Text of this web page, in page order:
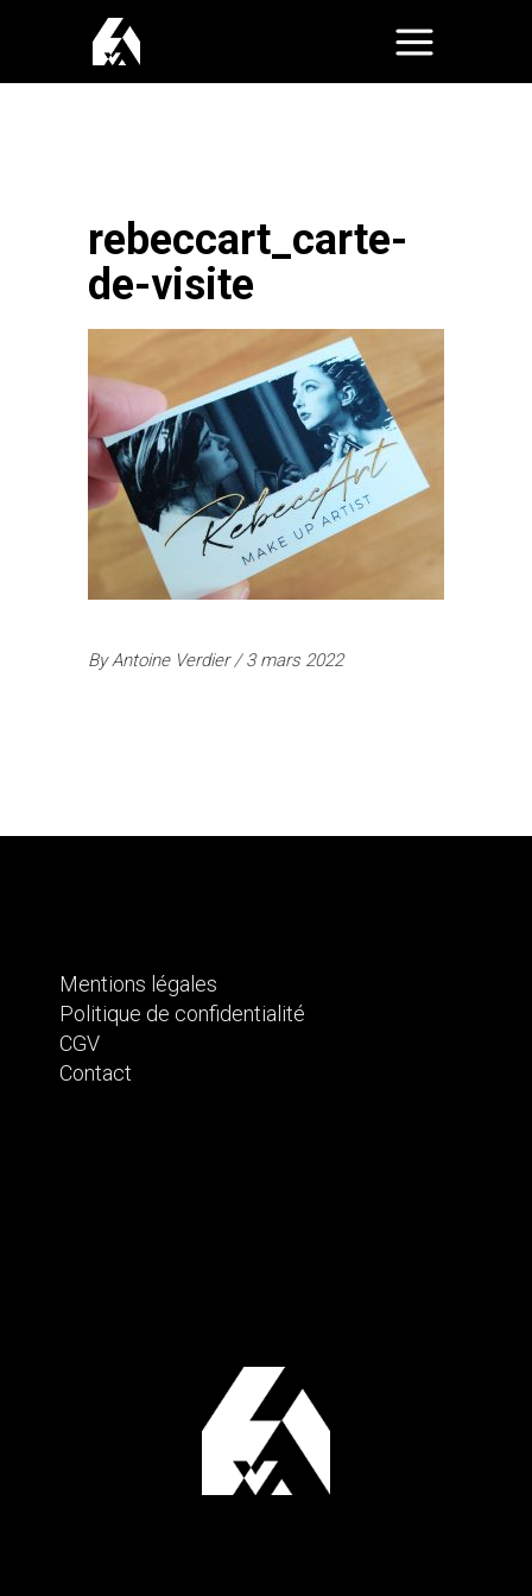
rebeccart_carte-
de-visite
ByAntoine Verdier 3 mars 2022
Mentions légales
Politique de confidentialité
CGV
Contact